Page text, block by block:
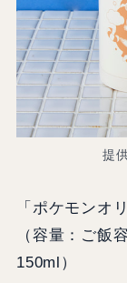
提
「ポケモンオ
（容量：ご飯
150ml）